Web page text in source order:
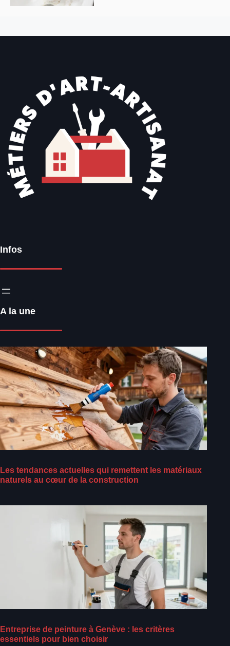
Infos
A la une
Les tendances actuelles qui remettent les matériaux
naturels au cœur de la construction
Entreprise de peinture à Genève : les critères
essentiels pour bien choisir